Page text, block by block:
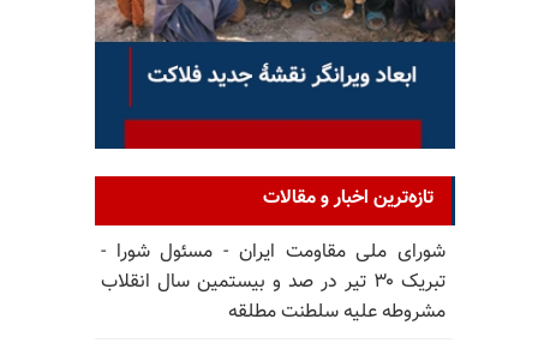
تازه‌ترین اخبار و مقالات
شورای ملی مقاومت ایران - مسئول شورا -
تبریک ۳۰ تیر در صد و بیستمین سال انقلاب
مشروطه علیه سلطنت مطلقه